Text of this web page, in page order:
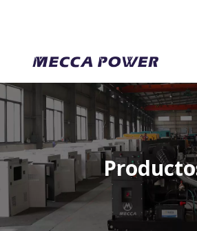
Casa / Lista de productos / Motor